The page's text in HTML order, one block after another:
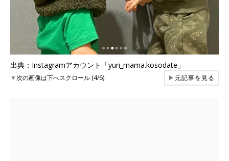
出典：Instagramアカウント「yuri_mama.kosodate」
▼次の画像は下へスクロール (4/6) ▶元記事を見る